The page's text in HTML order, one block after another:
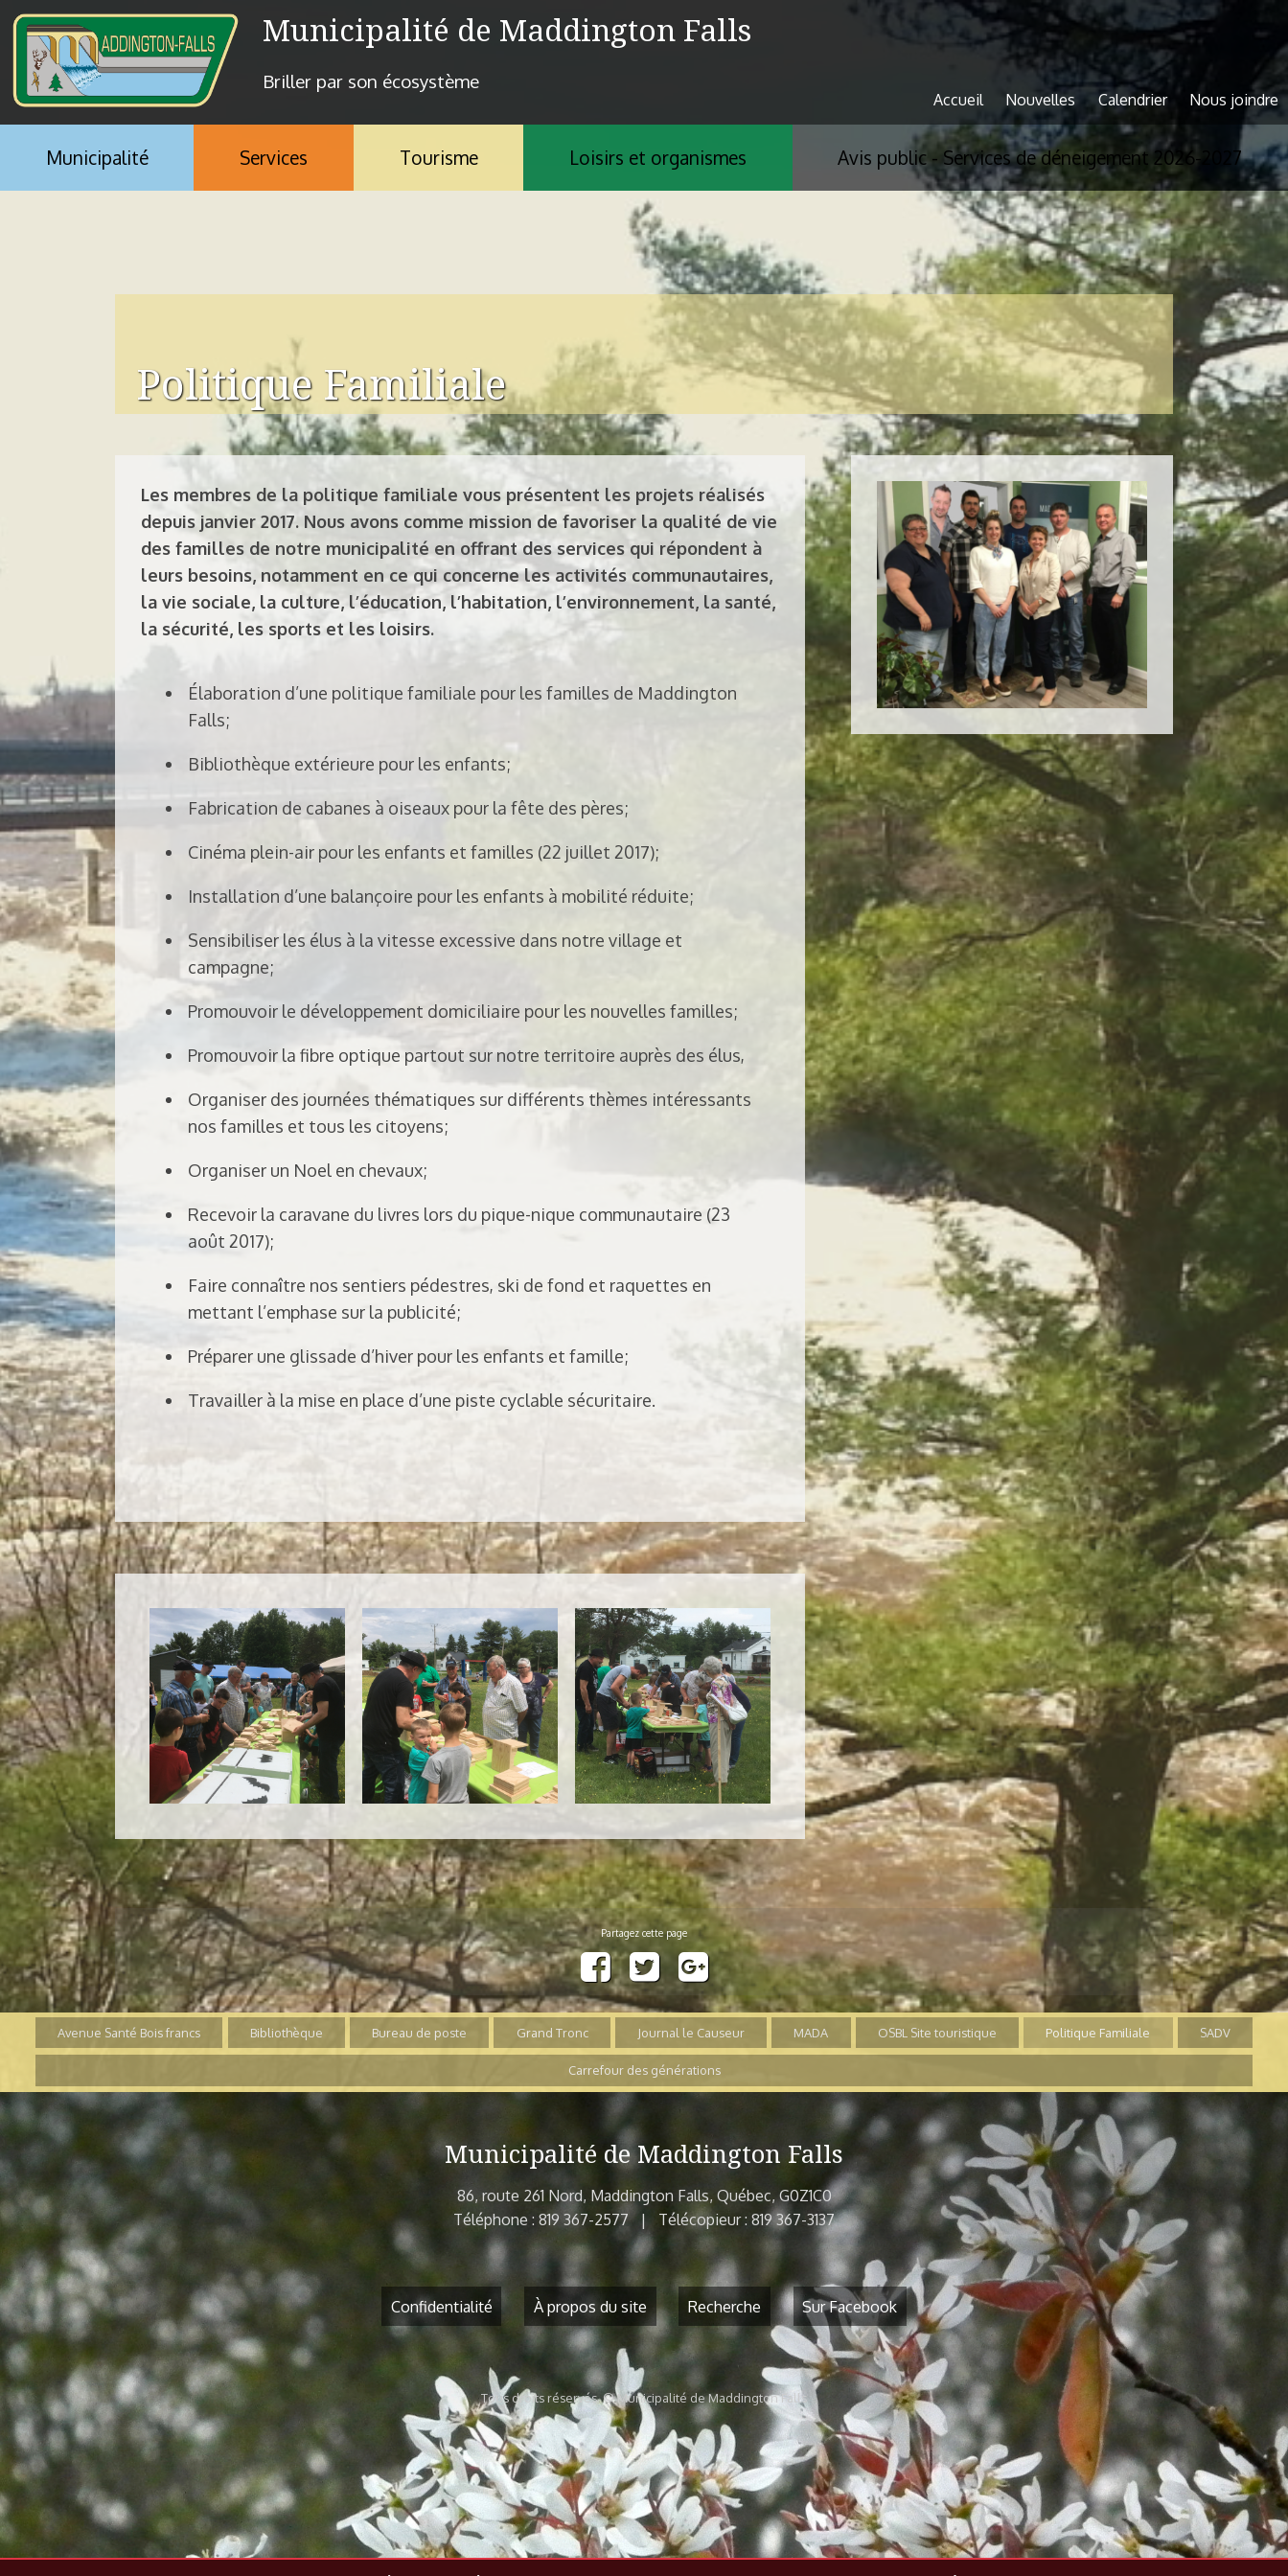
Aller au contenu principal
Municipalité de Maddington Falls
Briller par son écosystème
Accueil Nouvelles Calendrier Nous joindre
Municipalité Services Tourisme Loisirs et organismes Avis public - Services de déneigement 2026-2027
Politique Familiale
Les membres de la politique familiale vous présentent les projets réalisés
depuis janvier 2017. Nous avons comme mission de favoriser la qualité de vie
des familles de notre municipalité en offrant des services qui répondent à
leurs besoins, notamment en ce qui concerne les activités communautaires,
la vie sociale, la culture, l’éducation, l’habitation, l’environnement, la santé,
la sécurité, les sports et les loisirs.​
Élaboration d’une politique familiale pour les familles de Maddington
Falls;
Bibliothèque extérieure pour les enfants;
Fabrication de cabanes à oiseaux pour la fête des pères;
Cinéma plein-air pour les enfants et familles (22 juillet 2017);
Installation d’une balançoire pour les enfants à mobilité réduite;
Sensibiliser les élus à la vitesse excessive dans notre village et
campagne;
Promouvoir le développement domiciliaire pour les nouvelles familles;
Promouvoir la fibre optique partout sur notre territoire auprès des élus,
Organiser des journées thématiques sur différents thèmes intéressants
nos familles et tous les citoyens;
Organiser un Noel en chevaux;
Recevoir la caravane du livres lors du pique-nique communautaire (23
août 2017);
Faire connaître nos sentiers pédestres, ski de fond et raquettes en
mettant l’emphase sur la publicité;
Préparer une glissade d’hiver pour les enfants et famille;
Travailler à la mise en place d’une piste cyclable sécuritaire.
Avenue Santé Bois francs Bibliothèque Bureau de poste Grand Tronc Journal le Causeur MADA OSBL Site touristique Politique Familiale SADV
Carrefour des générations
Municipalité de Maddington Falls
86, route 261 Nord, Maddington Falls, Québec, G0Z1C0
Téléphone : 819 367-2577 | Télécopieur : 819 367-3137
Confidentialité À propos du site Recherche Sur Facebook
Tous droits réservés. © Municipalité de Maddington Falls